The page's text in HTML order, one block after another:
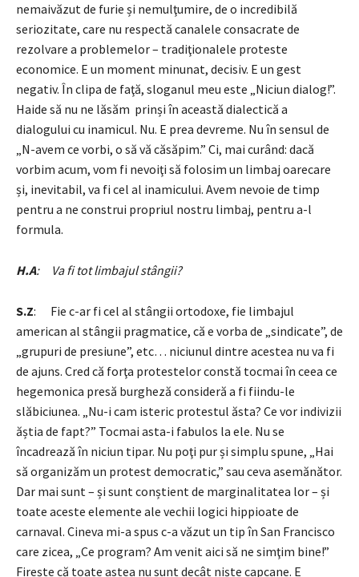
nemaivăzut de furie și nemulţumire, de o incredibilă
seriozitate, care nu respectă canalele consacrate de
rezolvare a problemelor – tradiţionalele proteste
economice. E un moment minunat, decisiv. E un gest
negativ. În clipa de faţă, sloganul meu este „Niciun dialog!”.
Haide să nu ne lăsăm prinși în această dialectică a
dialogului cu inamicul. Nu. E prea devreme. Nu în sensul de
„N-avem ce vorbi, o să vă căsăpim.” Ci, mai curând: dacă
vorbim acum, vom fi nevoiţi să folosim un limbaj oarecare
și, inevitabil, va fi cel al inamicului. Avem nevoie de timp
pentru a ne construi propriul nostru limbaj, pentru a-l
formula.
H.A: Va fi tot limbajul stângii?
S.Z: Fie c-ar fi cel al stângii ortodoxe, fie limbajul
american al stângii pragmatice, că e vorba de „sindicate”, de
„grupuri de presiune”, etc… niciunul dintre acestea nu va fi
de ajuns. Cred că forţa protestelor constă tocmai în ceea ce
hegemonica presă burgheză consideră a fi fiindu-le
slăbiciunea. „Nu-i cam isteric protestul ăsta? Ce vor indivizii
ăștia de fapt?” Tocmai asta-i fabulos la ele. Nu se
încadrează în niciun tipar. Nu poţi pur și simplu spune, „Hai
să organizăm un protest democratic,” sau ceva asemănător.
Dar mai sunt – și sunt conștient de marginalitatea lor – și
toate aceste elemente ale vechii logici hippioate de
carnaval. Cineva mi-a spus c-a văzut un tip în San Francisco
care zicea, „Ce program? Am venit aici să ne simţim bine!”
Firește că toate astea nu sunt decât niște capcane. E